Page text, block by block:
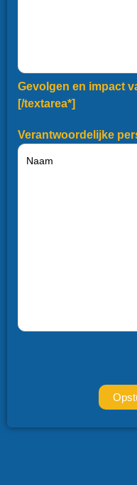
Gevolgen en impact
[/textarea*]
Verantwoordelijke